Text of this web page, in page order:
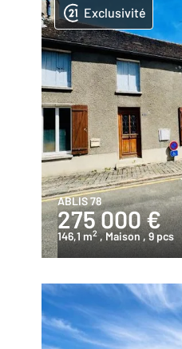
Exclusivité
ABLIS 78
275 000 €
146,1 m2 , Maison , 9 pcs